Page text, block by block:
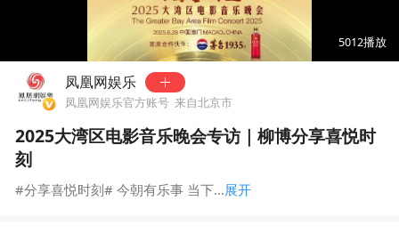
01:47
5012播放
凤凰网娱乐
凤凰网娱乐官方账号 来自北京市
2025大湾区电影音乐晚会专访｜柳博分享喜悦时
刻
#分享喜悦时刻# 今朝有乐事 当下...展开